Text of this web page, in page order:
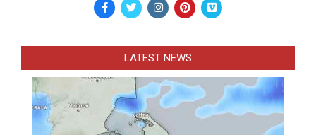
LATEST NEWS